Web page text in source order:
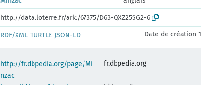
http://data.loterre.fr/ark:/67375/D63-QXZ25SG2-6
RDF/XML TURTLE JSON-LD Date de création
http://fr.dbpedia.org/page/Mi
nzac
fr.dbpedia.org